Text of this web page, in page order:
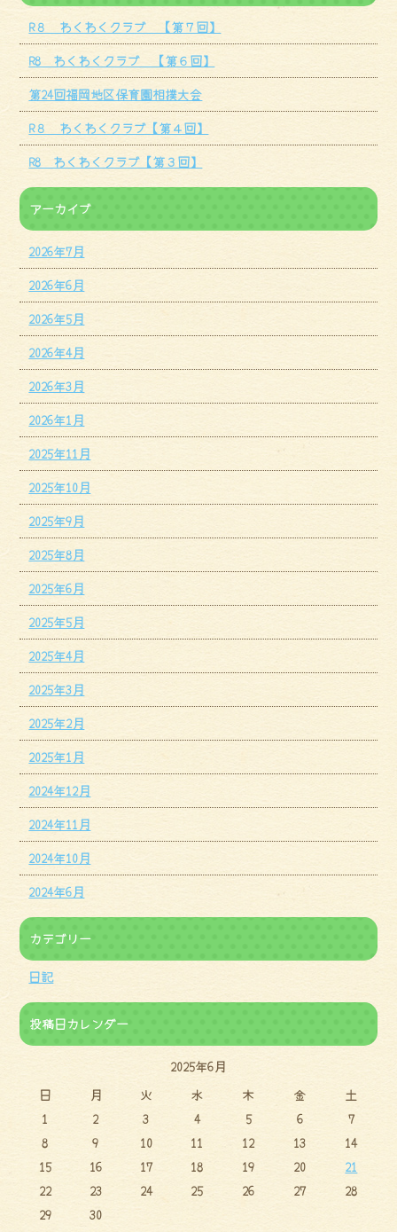
R８ わくわくクラブ 【第７回】
R8 わくわくクラブ 【第６回】
第24回福岡地区保育園相撲大会
R８ わくわくクラブ【第４回】
R8 わくわくクラブ【第３回】
アーカイブ
2026年7月
2026年6月
2026年5月
2026年4月
2026年3月
2026年1月
2025年11月
2025年10月
2025年9月
2025年8月
2025年6月
2025年5月
2025年4月
2025年3月
2025年2月
2025年1月
2024年12月
2024年11月
2024年10月
2024年6月
カテゴリー
日記
投稿日カレンダー
2025年6月
日
月 火 水 木 金 土
1 2 3 4 5 6
7
8
9 10 11 12 13
14
15
16 17 18 19 20
21
22
23 24 25 26 27
28
29
30